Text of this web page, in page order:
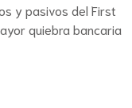
y pasivos del First
quiebra bancaria